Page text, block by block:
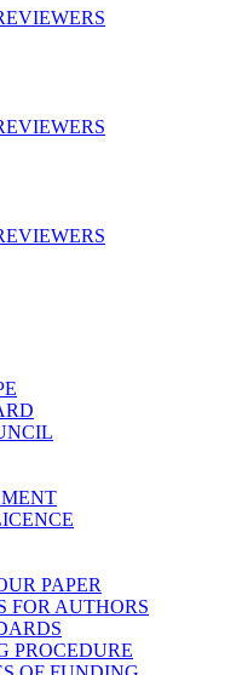
PAPER
FOR AUTHORS
PROCEDURE